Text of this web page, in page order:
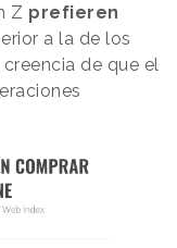
Z prefieren
a la de los
de que el